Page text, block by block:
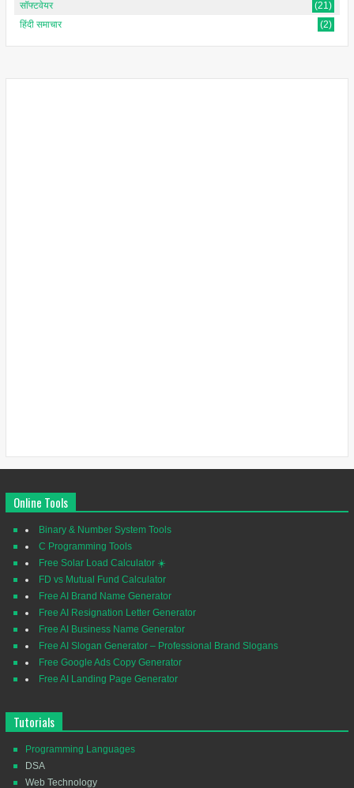
सॉफ्टवेयर
(21)
हिंदी समाचार
(2)
Online Tools
Binary & Number System Tools
C Programming Tools
Free Solar Load Calculator ☀️
FD vs Mutual Fund Calculator
Free AI Brand Name Generator
Free AI Resignation Letter Generator
Free AI Business Name Generator
Free AI Slogan Generator – Professional Brand Slogans
Free Google Ads Copy Generator
Free AI Landing Page Generator
Tutorials
Programming Languages
DSA
Web Technology